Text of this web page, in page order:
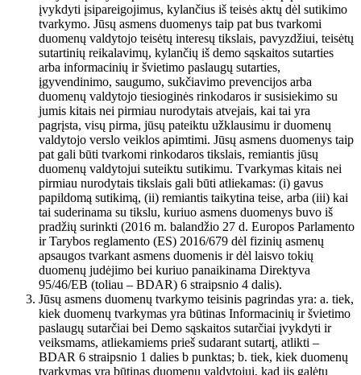
įvykdyti įsipareigojimus, kylančius iš teisės aktų dėl sutikimo
tvarkymo. Jūsų asmens duomenys taip pat bus tvarkomi
duomenų valdytojo teisėtų interesų tikslais, pavyzdžiui, teisėtų
sutartinių reikalavimų, kylančių iš demo sąskaitos sutarties
arba informacinių ir švietimo paslaugų sutarties,
įgyvendinimo, saugumo, sukčiavimo prevencijos arba
duomenų valdytojo tiesioginės rinkodaros ir susisiekimo su
jumis kitais nei pirmiau nurodytais atvejais, kai tai yra
pagrįsta, visų pirma, jūsų pateiktu užklausimu ir duomenų
valdytojo verslo veiklos apimtimi. Jūsų asmens duomenys taip
pat gali būti tvarkomi rinkodaros tikslais, remiantis jūsų
duomenų valdytojui suteiktu sutikimu. Tvarkymas kitais nei
pirmiau nurodytais tikslais gali būti atliekamas: (i) gavus
papildomą sutikimą, (ii) remiantis taikytina teise, arba (iii) kai
tai suderinama su tikslu, kuriuo asmens duomenys buvo iš
pradžių surinkti (2016 m. balandžio 27 d. Europos Parlamento
ir Tarybos reglamento (ES) 2016/679 dėl fizinių asmenų
apsaugos tvarkant asmens duomenis ir dėl laisvo tokių
duomenų judėjimo bei kuriuo panaikinama Direktyva
95/46/EB (toliau – BDAR) 6 straipsnio 4 dalis).
Jūsų asmens duomenų tvarkymo teisinis pagrindas yra: a. tiek,
kiek duomenų tvarkymas yra būtinas Informacinių ir švietimo
paslaugų sutarčiai bei Demo sąskaitos sutarčiai įvykdyti ir
veiksmams, atliekamiems prieš sudarant sutartį, atlikti –
BDAR 6 straipsnio 1 dalies b punktas; b. tiek, kiek duomenų
tvarkymas yra būtinas duomenų valdytojui, kad jis galėtų